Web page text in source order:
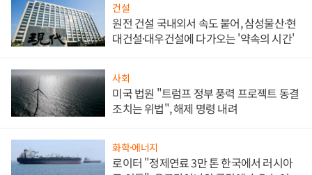
건설
원전 건설 국내외서 속도 붙어, 삼성물산·현
대건설·대우건설에 다가오는 '약속의 시간'
사회
미국 법원 "트럼프 정부 풍력 프로젝트 동결
조치는 위법", 해제 명령 내려
화학·에너지
로이터 "정제연료 3만 톤 한국에서 러시아